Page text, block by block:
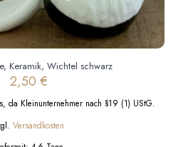
Keramik, Wichtel schwarz
2,50 €
da Kleinunternehmer nach §19 (1) UStG.
Versandkosten